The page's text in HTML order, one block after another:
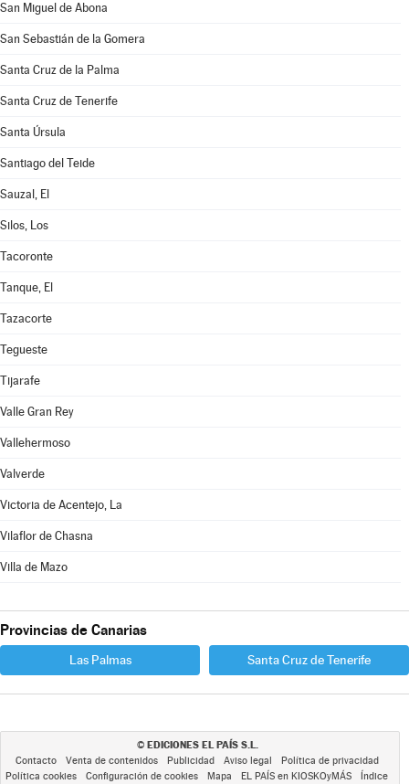
San Miguel de Abona
San Sebastián de la Gomera
Santa Cruz de la Palma
Santa Cruz de Tenerife
Santa Úrsula
Santiago del Teide
Sauzal, El
Silos, Los
Tacoronte
Tanque, El
Tazacorte
Tegueste
Tijarafe
Valle Gran Rey
Vallehermoso
Valverde
Victoria de Acentejo, La
Vilaflor de Chasna
Villa de Mazo
Provincias de Canarias
Las Palmas Santa Cruz de Tenerife
© EDICIONES EL PAÍS S.L.
Contacto Venta de contenidos Publicidad Aviso legal
Política de privacidad
Política cookies
Configuración de cookies Mapa EL PAÍS en KIOSKOyMÁS Índice